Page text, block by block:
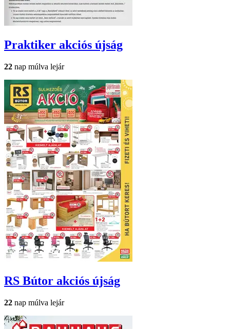
Praktiker akciós újság
22 nap múlva lejár
RS Bútor akciós újság
22 nap múlva lejár